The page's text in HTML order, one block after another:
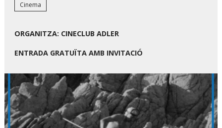
Cinema
ORGANITZA: CINECLUB ADLER
ENTRADA GRATUÏTA AMB INVITACIÓ